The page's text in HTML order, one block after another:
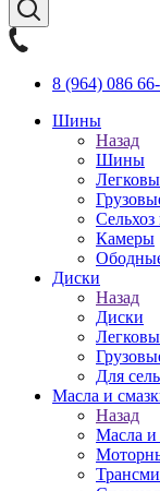
8 (964) 086
Шины
Назад
Шины
Камеры
Диски
Назад
Диски
Для
Масла и
Назад
Масла и